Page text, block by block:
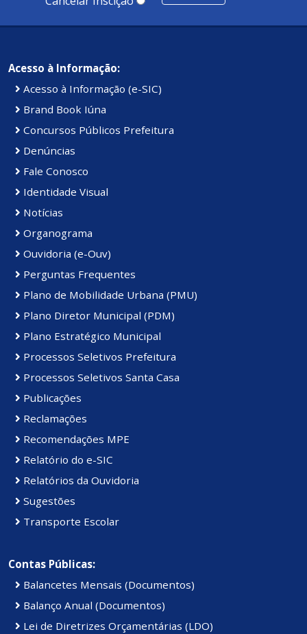
Acesso à Informação:
Acesso à Informação (e-SIC)
Brand Book Iúna
Concursos Públicos Prefeitura
Denúncias
Fale Conosco
Identidade Visual
Notícias
Organograma
Ouvidoria (e-Ouv)
Perguntas Frequentes
Plano de Mobilidade Urbana (PMU)
Plano Diretor Municipal (PDM)
Plano Estratégico Municipal
Processos Seletivos Prefeitura
Processos Seletivos Santa Casa
Publicações
Reclamações
Recomendações MPE
Relatório do e-SIC
Relatórios da Ouvidoria
Sugestões
Transporte Escolar
Contas Públicas:
Balancetes Mensais (Documentos)
Balanço Anual (Documentos)
Lei de Diretrizes Orçamentárias (LDO)